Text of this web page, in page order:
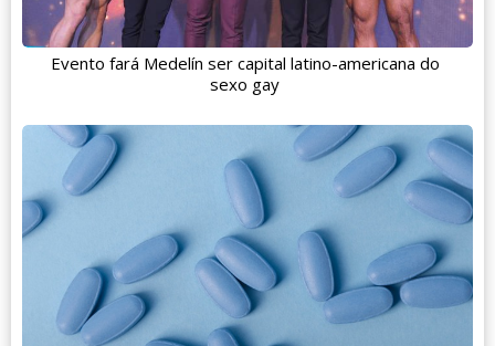
Evento fará Medelín ser capital latino-americana do
sexo gay